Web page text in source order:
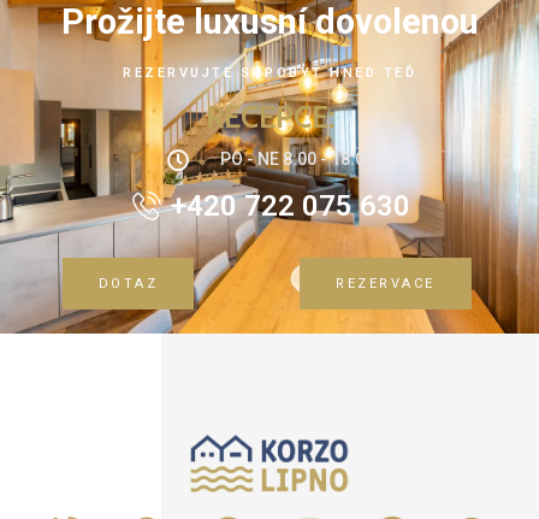
Prožijte luxusní dovolenou
REZERVUJTE SI POBYT HNED TEĎ
RECEPCE:
PO - NE 8:00 - 18:00
+420 722 075 630
DOTAZ REZERVACE